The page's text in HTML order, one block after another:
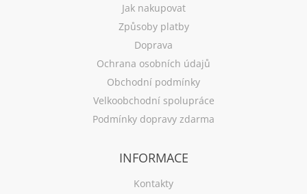
Jak nakupovat
Způsoby platby
Doprava
Ochrana osobních údajů
Obchodní podmínky
Velkoobchodní spolupráce
Podmínky dopravy zdarma
INFORMACE
Kontakty